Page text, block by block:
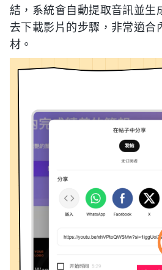
結，系統會自動提取音訊並生
去下載影片的步驟，非常適合
材。